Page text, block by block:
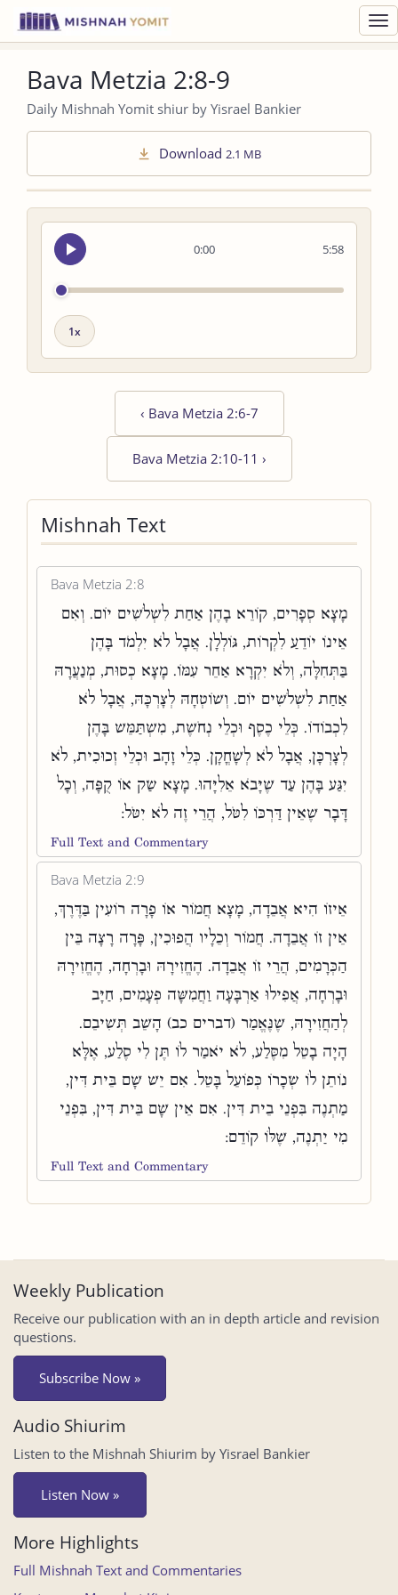
Bava Metzia 2:8-9
Daily Mishnah Yomit shiur by Yisrael Bankier
Download 2.1 MB
0:00
Seek
audio
5:58
Playback
‹ Bava Metzia 2:6-7
Bava Metzia 2:10-11 ›
Mishnah Text
Bava Metzia 2:8
מָצָא סְפָרִים, קוֹרֵא בָהֶן אַחַת לִשְׁלֹשִׁים יוֹם. וְאִם
אֵינוֹ יוֹדֵעַ לִקְרוֹת, גּוֹלְלָן. אֲבָל לֹא יִלְמֹד בָּהֶן
בַּתְּחִלָּה, וְלֹא יִקְרָא אַחֵר עִמּוֹ. מָצָא כְסוּת, מְנַעֲרָהּ
אַחַת לִשְׁלֹשִׁים יוֹם. וְשׁוֹטְחָהּ לְצָרְכָּהּ, אֲבָל לֹא
לִכְבוֹדוֹ. כְּלֵי כֶסֶף וּכְלֵי נְחֹשֶׁת, מִשְׁתַּמֵּשׁ בָּהֶן
לְצָרְכָּן, אֲבָל לֹא לְשָׁחֳקָן. כְּלֵי זָהָב וּכְלֵי זְכוּכִית, לֹא
יִגַּע בָּהֶן עַד שֶׁיָּבֹא אֵלִיָּהוּ. מָצָא שַׂק אוֹ קֻפָּה, וְכָל
דָּבָר שֶׁאֵין דַּרְכּוֹ לִטֹּל, הֲרֵי זֶה לֹא יִטֹּל:
Full Text and Commentary
Bava Metzia 2:9
אֵיזוֹ הִיא אֲבֵדָה, מָצָא חֲמוֹר אוֹ פָרָה רוֹעִין בַּדֶּרֶךְ,
אֵין זוֹ אֲבֵדָה. חֲמוֹר וְכֵלָיו הֲפוּכִין, פָּרָה רָצָה בֵּין
הַכְּרָמִים, הֲרֵי זוֹ אֲבֵדָה. הֶחֱזִירָהּ וּבָרְחָה, הֶחֱזִירָהּ
וּבָרְחָה, אֲפִילוּ אַרְבָּעָה וַחֲמִשָּׁה פְעָמִים, חַיָּב
לְהַחֲזִירָהּ, שֶׁנֶּאֱמַר (דברים כב) הָשֵׁב תְּשִׁיבֵם.
הָיָה בָטֵל מִסֶּלַע, לֹא יֹאמַר לוֹ תֶּן לִי סֶלַע, אֶלָּא
נוֹתֵן לוֹ שְׂכָרוֹ כְּפוֹעֵל בָּטֵל. אִם יֵשׁ שָׁם בֵּית דִּין,
מַתְנֶה בִּפְנֵי בֵית דִּין. אִם אֵין שָׁם בֵּית דִּין, בִּפְנֵי
מִי יַתְנֶה, שֶׁלּוֹ קוֹדֵם:
Full Text and Commentary
Weekly Publication
Receive our publication with an in depth article and revision
questions.
Subscribe Now »
Audio Shiurim
Listen to the Mishnah Shiurim by Yisrael Bankier
Listen Now »
More Highlights
Full Mishnah Text and Commentaries